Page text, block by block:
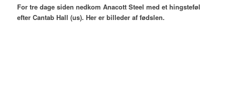
For tre dage siden nedkom Anacott Steel med et hingsteføl
efter Cantab Hall (us). Her er billeder af fødslen.